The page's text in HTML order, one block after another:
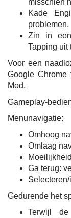
misschien
Kade
problemen.
Zin in een
Tapping uit
Voor een
Google
Mod.
Gameplay-
Menunavigatie:
Omhoog
Omlaag
Ga terug:
Gedurende het
Terwijl